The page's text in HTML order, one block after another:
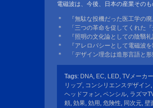
電磁波は、今後、日本の産業その
＊ 『無駄な投機だった医工学の廃
＊ 「三つの革命を促してくれた『
＊ 『照明の文化論としての陰翳礼
＊ 『アレロパシーとして電磁波を
＊ 「デザイン理念は造形言語と
Tags: DNA, EC, LED, TVメーカー
リップ, コンシリエンスデザイン,
ヘッドフォン, ペンシル, ラズマ
頼, 効果, 効用 , 危険性, 同次元, 壁